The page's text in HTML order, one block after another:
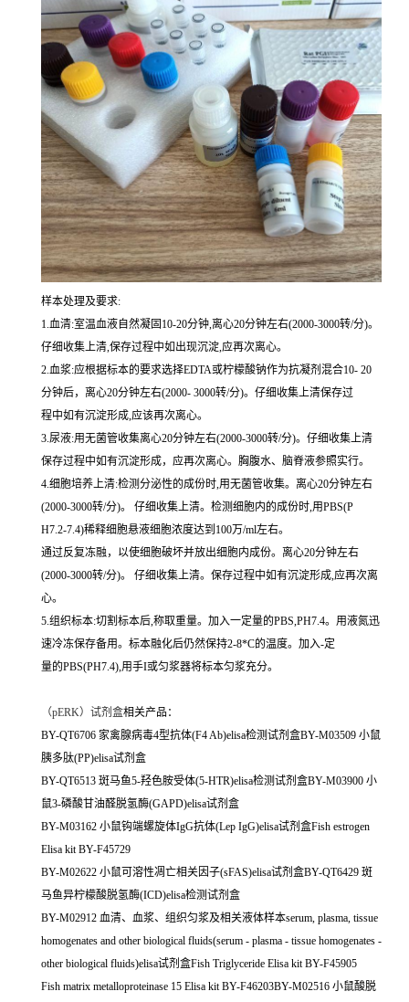
样本处理及要求:
1.血清:室温血液自然凝固10-20分钟,离心20分钟左右(2000-3000转/分)。
仔细收集上清,保存过程中如出现沉淀,应再次离心。
2.血浆:应根据标本的要求选择EDTA或柠檬酸钠作为抗凝剂混合10- 20
分钟后，离心20分钟左右(2000- 3000转/分)。仔细收集上清保存过
程中如有沉淀形成,应该再次离心。
3.尿液:用无菌管收集离心20分钟左右(2000-3000转/分)。仔细收集上清
保存过程中如有沉淀形成，应再次离心。胸腹水、脑脊液参照实行。
4.细胞培养上清:检测分泌性的成份时,用无菌管收集。离心20分钟左右
(2000-3000转/分)。 仔细收集上清。检测细胞内的成份时,用PBS(P
H7.2-7.4)稀释细胞悬液细胞浓度达到100万/ml左右。
通过反复冻融，以使细胞破坏并放出细胞内成份。离心20分钟左右
(2000-3000转/分)。 仔细收集上清。保存过程中如有沉淀形成,应再次离
心。
5.组织标本:切割标本后,称取重量。加入一定量的PBS,PH7.4。用液氮迅
速冷冻保存备用。标本融化后仍然保持2-8*C的温度。加入-定
量的PBS(PH7.4),用手I或匀浆器将标本匀浆充分。
（pERK）试剂盒相关产品：
BY-QT6706 家禽腺病毒4型抗体(F4 Ab)elisa检测试剂盒BY-M03509 小鼠
胰多肽(PP)elisa试剂盒
BY-QT6513 斑马鱼5-羟色胺受体(5-HTR)elisa检测试剂盒BY-M03900 小
鼠3-磷酸甘油醛脱氢酶(GAPD)elisa试剂盒
BY-M03162 小鼠钩端螺旋体IgG抗体(Lep IgG)elisa试剂盒Fish estrogen
Elisa kit BY-F45729
BY-M02622 小鼠可溶性凋亡相关因子(sFAS)elisa试剂盒BY-QT6429 斑
马鱼异柠檬酸脱氢酶(ICD)elisa检测试剂盒
BY-M02912 血清、血浆、组织匀浆及相关液体样本serum, plasma, tissue
homogenates and other biological fluids(serum - plasma - tissue homogenates -
other biological fluids)elisa试剂盒Fish Triglyceride Elisa kit BY-F45905
Fish matrix metalloproteinase 15 Elisa kit BY-F46203BY-M02516 小鼠酸脱